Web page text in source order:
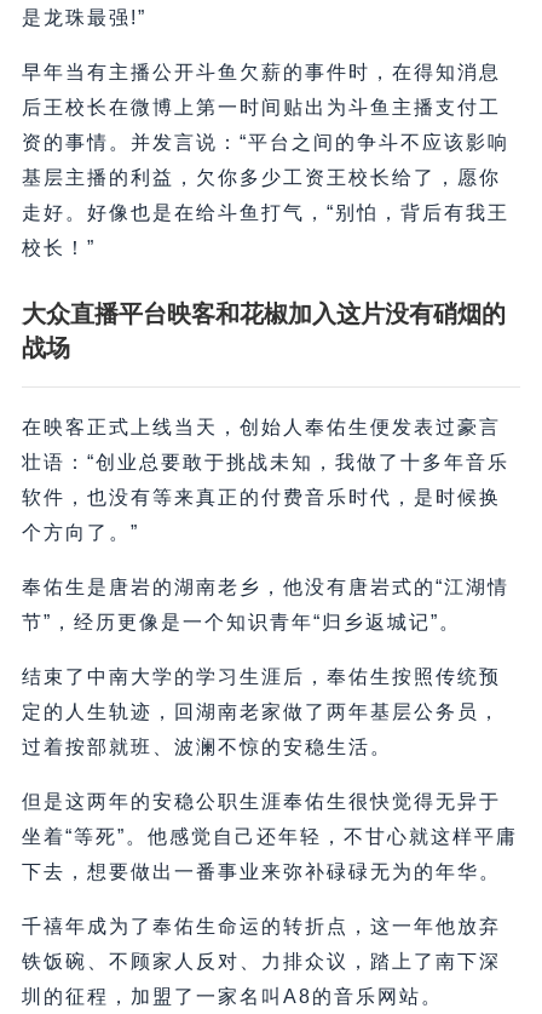
是龙珠最强!”
早年当有主播公开斗鱼欠薪的事件时，在得知消息
后王校长在微博上第一时间贴出为斗鱼主播支付工
资的事情。并发言说：“平台之间的争斗不应该影响
基层主播的利益，欠你多少工资王校长给了，愿你
走好。好像也是在给斗鱼打气，“别怕，背后有我王
校长！”
大众直播平台映客和花椒加入这片没有硝烟的
战场
在映客正式上线当天，创始人奉佑生便发表过豪言
壮语：“创业总要敢于挑战未知，我做了十多年音乐
软件，也没有等来真正的付费音乐时代，是时候换
个方向了。”
奉佑生是唐岩的湖南老乡，他没有唐岩式的“江湖情
节”，经历更像是一个知识青年“归乡返城记”。
结束了中南大学的学习生涯后，奉佑生按照传统预
定的人生轨迹，回湖南老家做了两年基层公务员，
过着按部就班、波澜不惊的安稳生活。
但是这两年的安稳公职生涯奉佑生很快觉得无异于
坐着“等死”。他感觉自己还年轻，不甘心就这样平庸
下去，想要做出一番事业来弥补碌碌无为的年华。
千禧年成为了奉佑生命运的转折点，这一年他放弃
铁饭碗、不顾家人反对、力排众议，踏上了南下深
圳的征程，加盟了一家名叫A8的音乐网站。